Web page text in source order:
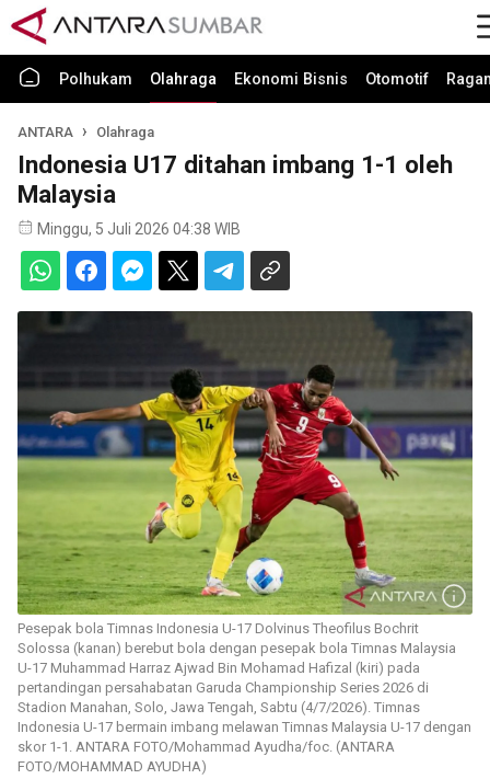
Polhukam Olahraga Ekonomi Bisnis Otomotif
ANTARA Olahraga
Indonesia U17 ditahan imbang 1-1 oleh
Malaysia
Minggu, 5 Juli 2026 04:38 WIB
Pesepak bola Timnas Indonesia U-17 Dolvinus Theofilus Bochrit
Solossa (kanan) berebut bola dengan pesepak bola Timnas Malaysia
U-17 Muhammad Harraz Ajwad Bin Mohamad Hafizal (kiri) pada
pertandingan persahabatan Garuda Championship Series 2026 di
Stadion Manahan, Solo, Jawa Tengah, Sabtu (4/7/2026). Timnas
Indonesia U-17 bermain imbang melawan Timnas Malaysia U-17 dengan
skor 1-1. ANTARA FOTO/Mohammad Ayudha/foc. (ANTARA
FOTO/MOHAMMAD AYUDHA)